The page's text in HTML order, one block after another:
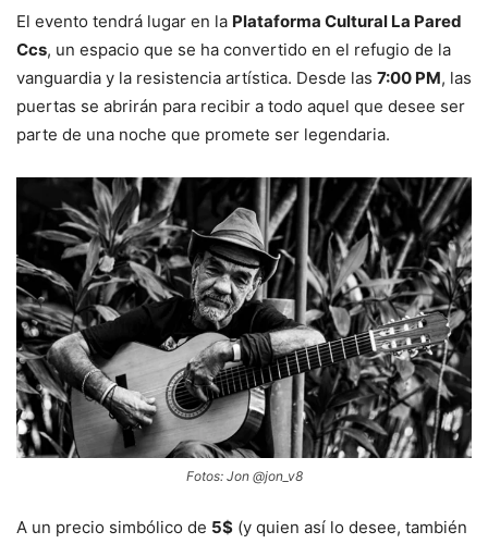
El evento tendrá lugar en la Plataforma Cultural La Pared
Ccs, un espacio que se ha convertido en el refugio de la
vanguardia y la resistencia artística. Desde las 7:00 PM, las
puertas se abrirán para recibir a todo aquel que desee ser
parte de una noche que promete ser legendaria.
Fotos: Jon @jon_v8
A un precio simbólico de 5$ (y quien así lo desee, también